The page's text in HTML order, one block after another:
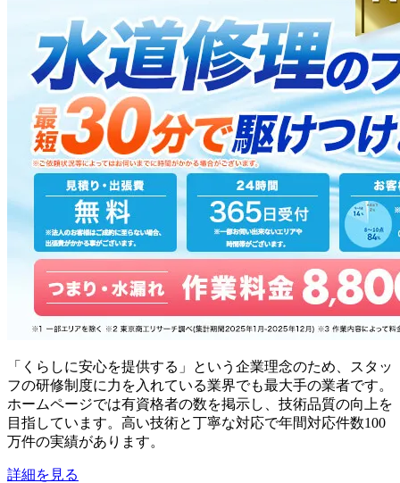
「くらしに安心を提供する」という企業理念のため、スタッ
フの研修制度に力を入れている業界でも最大手の業者です。
ホームページでは有資格者の数を掲示し、技術品質の向上を
目指しています。高い技術と丁寧な対応で年間対応件数100
万件の実績があります。
詳細を見る